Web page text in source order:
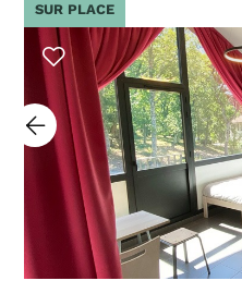
SUR PLACE